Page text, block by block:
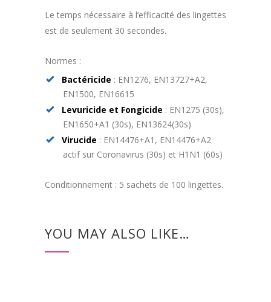
Le temps nécessaire à l’efficacité des lingettes
est de seulement 30 secondes.
Normes :
Bactéricide : EN1276, EN13727+A2,
EN1500, EN16615
Levuricide et Fongicide : EN1275 (30s),
EN1650+A1 (30s), EN13624(30s)
Virucide : EN14476+A1, EN14476+A2
actif sur Coronavirus (30s) et H1N1 (60s)
Conditionnement : 5 sachets de 100 lingettes.
YOU MAY ALSO LIKE…